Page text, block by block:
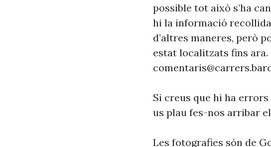
possible tot això s’ha
hi la informació
d’altres maneres, però
estat localitzats fins ara.
Si creus que hi ha
us plau fes-nos arribar
Les fotografies són de